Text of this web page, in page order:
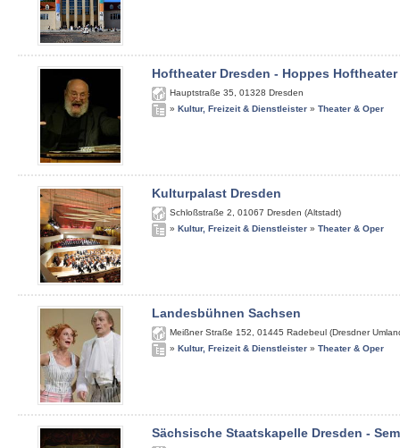
Hoftheater Dresden - Hoppes Hoftheater
Hauptstraße 35 01328 Dresden
» Kultur, Freizeit & Dienstleister » Theater & Oper
Kulturpalast Dresden
Schloßstraße 2 01067 Dresden (Altstadt)
» Kultur, Freizeit & Dienstleister » Theater & Oper
Landesbühnen Sachsen
Meißner Straße 152 01445 Radebeul (Dresdner
» Kultur, Freizeit & Dienstleister » Theater & Oper
Sächsische Staatskapelle Dresden -